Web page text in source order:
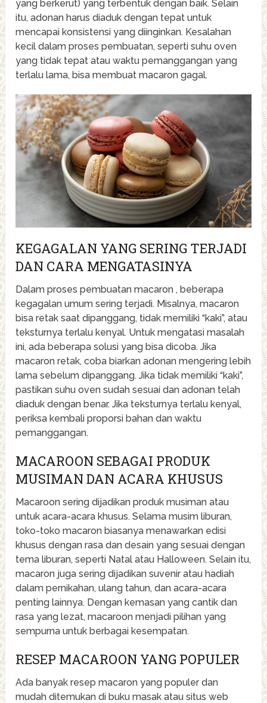
yang berkerut) yang terbentuk dengan baik. Selain
itu, adonan harus diaduk dengan tepat untuk
mencapai konsistensi yang diinginkan. Kesalahan
kecil dalam proses pembuatan, seperti suhu oven
yang tidak tepat atau waktu pemanggangan yang
terlalu lama, bisa membuat macaron gagal.
KEGAGALAN YANG SERING TERJADI
DAN CARA MENGATASINYA
Dalam proses pembuatan macaron , beberapa
kegagalan umum sering terjadi. Misalnya, macaron
bisa retak saat dipanggang, tidak memiliki “kaki”, atau
teksturnya terlalu kenyal. Untuk mengatasi masalah
ini, ada beberapa solusi yang bisa dicoba. Jika
macaron retak, coba biarkan adonan mengering lebih
lama sebelum dipanggang. Jika tidak memiliki “kaki”,
pastikan suhu oven sudah sesuai dan adonan telah
diaduk dengan benar. Jika teksturnya terlalu kenyal,
periksa kembali proporsi bahan dan waktu
pemanggangan.
MACAROON SEBAGAI PRODUK
MUSIMAN DAN ACARA KHUSUS
Macaroon sering dijadikan produk musiman atau
untuk acara-acara khusus. Selama musim liburan,
toko-toko macaron biasanya menawarkan edisi
khusus dengan rasa dan desain yang sesuai dengan
tema liburan, seperti Natal atau Halloween. Selain itu,
macaron juga sering dijadikan suvenir atau hadiah
dalam pernikahan, ulang tahun, dan acara-acara
penting lainnya. Dengan kemasan yang cantik dan
rasa yang lezat, macaroon menjadi pilihan yang
sempurna untuk berbagai kesempatan.
RESEP MACAROON YANG POPULER
Ada banyak resep macaron yang populer dan
mudah ditemukan di buku masak atau situs web